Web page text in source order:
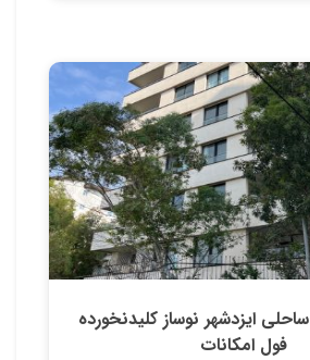
ایزدشهر نوساز کلیدنخورده
فول امکانات